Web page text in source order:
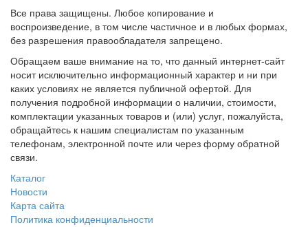
Все права защищены. Любое копирование и
воспроизведение, в том числе частичное и в любых формах,
без разрешения правообладателя запрещено.
Обращаем ваше внимание на то, что данный интернет-сайт
носит исключительно информационный характер и ни при
каких условиях не является публичной офертой. Для
получения подробной информации о наличии, стоимости,
комплектации указанных товаров и (или) услуг, пожалуйста,
обращайтесь к нашим специалистам по указанным
телефонам, электронной почте или через форму обратной
связи.
Каталог
Новости
Карта сайта
Политика конфиденциальности